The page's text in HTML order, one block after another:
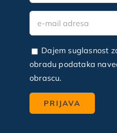
Dajem suglasnost
obradu podataka
obrascu.